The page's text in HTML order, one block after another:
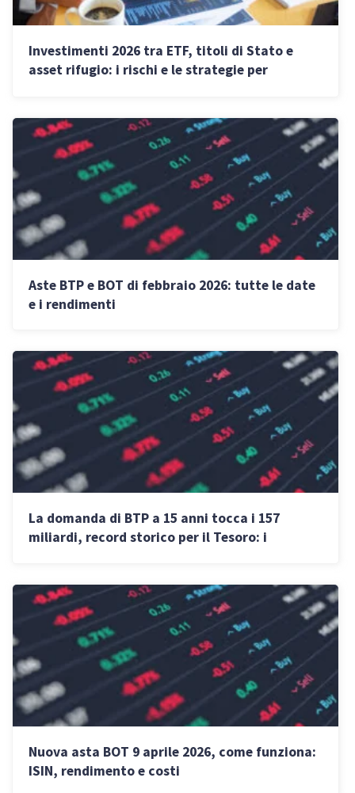
Investimenti 2026 tra ETF, titoli di Stato e
asset rifugio: i rischi e le strategie per
Aste BTP e BOT di febbraio 2026: tutte le date
e i rendimenti
La domanda di BTP a 15 anni tocca i 157
miliardi, record storico per il Tesoro: i
Nuova asta BOT 9 aprile 2026, come funziona:
ISIN, rendimento e costi